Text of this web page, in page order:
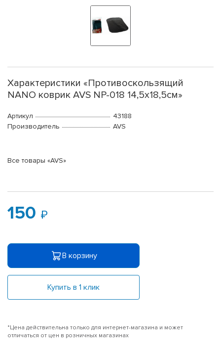
Характеристики «Противоскользящий
NANO коврик AVS NP-018 14,5х18,5см»
Артикул
43188
Производитель
AVS
Все товары «AVS»
150
В корзину
Купить в 1 клик
*Цена действительна только для интернет-магазина и может
отличаться от цен в розничных магазинах